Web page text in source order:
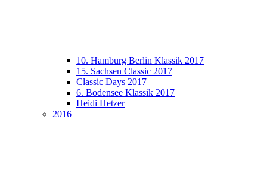
10. Hamburg Berlin Klassik 2017
15. Sachsen Classic 2017
Classic Days 2017
6. Bodensee Klassik 2017
Heidi Hetzer
2016